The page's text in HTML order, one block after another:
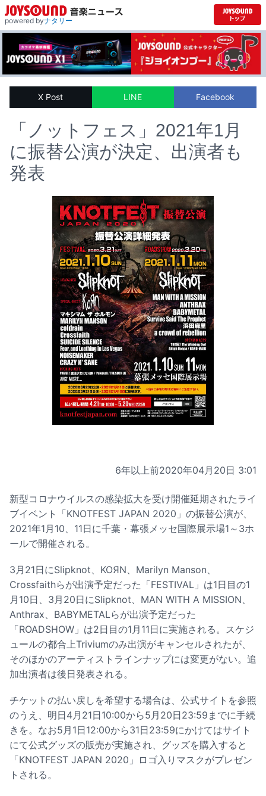
powered byナタリー
X Post LINE Facebook
「ノットフェス」2021年1月
に振替公演が決定、出演者も
発表
6年以上前2020年04月20日 3:01
新型コロナウイルスの感染拡大を受け開催延期されたライ
ブイベント「KNOTFEST JAPAN 2020」の振替公演が、
2021年1月10、11日に千葉・幕張メッセ国際展示場1～3ホ
ールで開催される。
3月21日にSlipknot、KOЯN、Marilyn Manson、
Crossfaithらが出演予定だった「FESTIVAL」は1日目の1
月10日、3月20日にSlipknot、MAN WITH A MISSION、
Anthrax、BABYMETALらが出演予定だった
「ROADSHOW」は2日目の1月11日に実施される。スケジ
ュールの都合上Triviumのみ出演がキャンセルされたが、
そのほかのアーティストラインナップには変更がない。追
加出演者は後日発表される。
チケットの払い戻しを希望する場合は、公式サイトを参照
のうえ、明日4月21日10:00から5月20日23:59までに手続
きを。なお5月1日12:00から31日23:59にかけてはサイト
にて公式グッズの販売が実施され、グッズを購入すると
「KNOTFEST JAPAN 2020」ロゴ入りマスクがプレゼン
トされる。